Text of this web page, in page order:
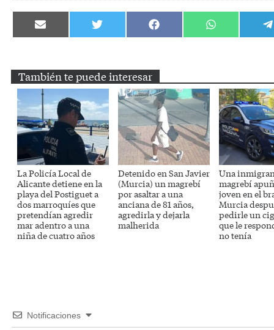
Compartir
en
Compartir
en
Compartir
en
Compartir
en
También te puede interesar
La Policía Local de
Alicante detiene en la
playa del Postiguet a
dos marroquíes que
pretendían agredir
mar adentro a una
niña de cuatro años
Detenido en San Javier
(Murcia) un magrebí
por asaltar a una
anciana de 81 años,
agredirla y dejarla
malherida
Una
magrebí
joven en el
Murcia
pedirle un
que le
no tenía
Notificaciones